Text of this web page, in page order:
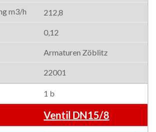
212,8
0,12
Armaturen Zöblitz
22001
1 b
Ventil DN15/8